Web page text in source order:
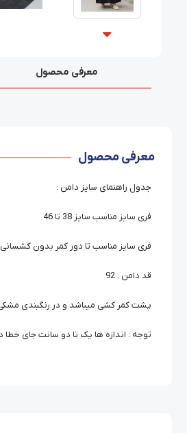
معرفی محصول
معرفی محصول
جدول راهنمای سایز دامن :
فری سایز مناسب سایز 38 تا 46
فری سایز مناسب تا دور کمر بدون کشسانی : 70 و تا دور کمر با کشسانی کامل :
قد دامن : 92
پشت کمر کشی میباشد و در رنگبندی
توجه : اندازه ها یک تا دو سانت جای خطا